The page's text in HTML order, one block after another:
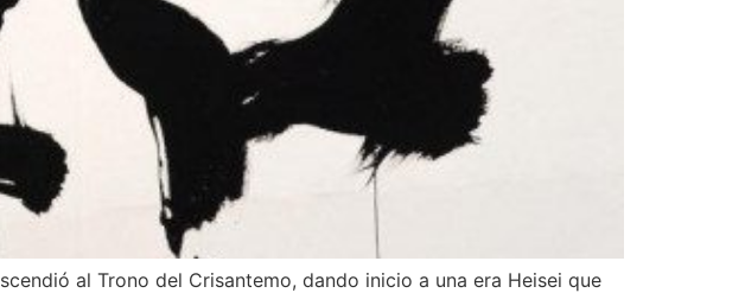
al Trono del Crisantemo, dando inicio a una era Heisei que